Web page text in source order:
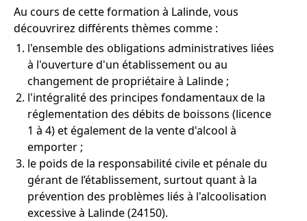
Au cours de cette formation à Lalinde, vous
découvrirez différents thèmes comme :
l'ensemble des obligations administratives liées
à l'ouverture d'un établissement ou au
changement de propriétaire à Lalinde ;
l'intégralité des principes fondamentaux de la
réglementation des débits de boissons (licence
1 à 4) et également de la vente d'alcool à
emporter ;
le poids de la responsabilité civile et pénale du
gérant de l’établissement, surtout quant à la
prévention des problèmes liés à l'alcoolisation
excessive à Lalinde (24150).